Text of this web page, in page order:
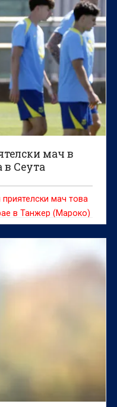
мач в
в Сеута
мач това
в Танжер (Мароко)
клуб.
в Сеута.